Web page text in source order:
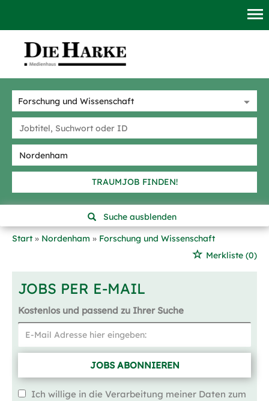
TRAUMJOB FINDEN!
Suche ausblenden
Start
Nordenham
Forschung und Wissenschaft
Merkliste (0)
JOBS PER E-MAIL
Kostenlos und passend zu Ihrer Suche
JOBS ABONNIEREN
Ich willige in die Verarbeitung meiner Daten zum